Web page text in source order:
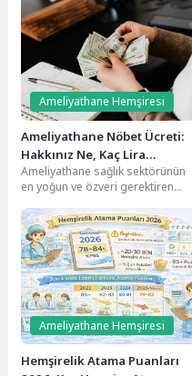
Ameliyathane Hemşiresi
Ameliyathane Nöbet Ücreti:
Hakkınız Ne, Kaç Lira
Alırsınız?
Ameliyathane sağlık sektörünün
en yoğun ve özveri gerektiren
çalışan sağlık personeli,...
Ameliyathane Hemşiresi
Hemşirelik Atama Puanları